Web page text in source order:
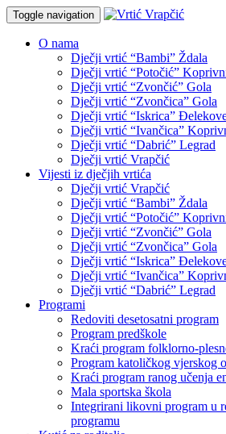
Toggle navigation
O nama
Dječji vrtić “Bambi” Ždala
Dječji vrtić “Potočić”
Dječji vrtić “Zvončić” Gola
Dječji vrtić “Zvončica” Gola
Dječji vrtić “Iskrica”
Dječji vrtić “Ivančica”
Dječji vrtić “Dabrić” Legrad
Dječji vrtić Vrapčić
Vijesti iz dječjih vrtića
Dječji vrtić Vrapčić
Dječji vrtić “Bambi” Ždala
Dječji vrtić “Potočić”
Dječji vrtić “Zvončić” Gola
Dječji vrtić “Zvončica” Gola
Dječji vrtić “Iskrica”
Dječji vrtić “Ivančica”
Dječji vrtić “Dabrić” Legrad
Programi
Redoviti desetosatni program
Program predškole
Kraći program folklorno-
Program katoličkog vjerskog
Kraći program ranog učenja
Mala sportska škola
Integrirani likovni program u
programu